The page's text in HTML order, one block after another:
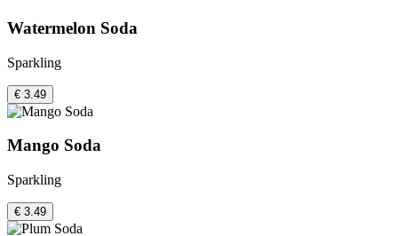
Watermelon Soda
Sparkling
€ 3.49
Mango Soda
Sparkling
€ 3.49